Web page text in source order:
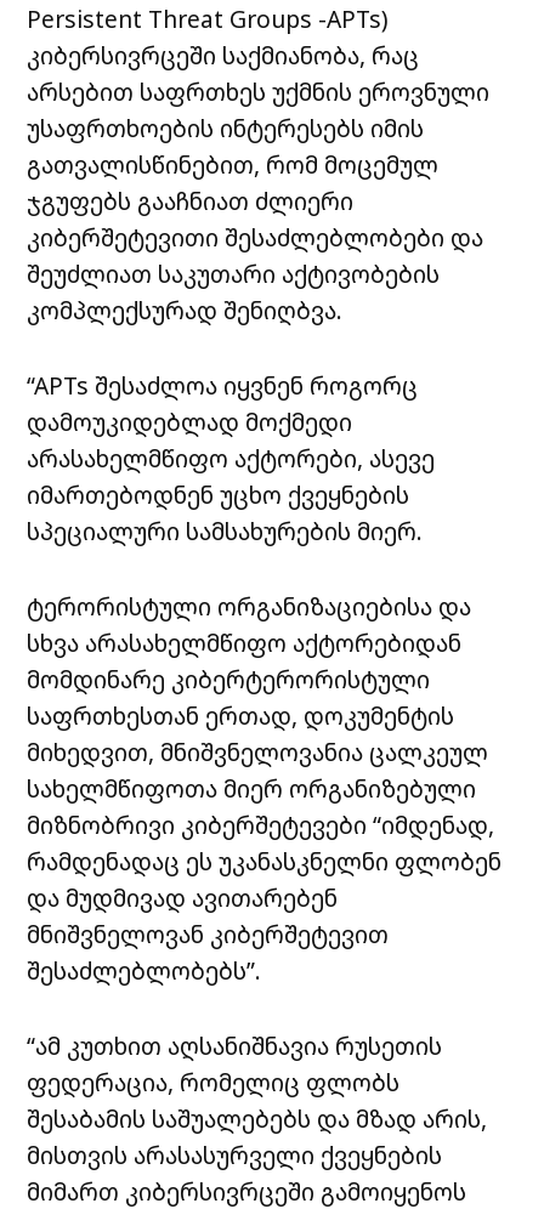
Persistent Threat Groups -APTs)
კიბერსივრცეში საქმიანობა, რაც
არსებით საფრთხეს უქმნის ეროვნული
უსაფრთხოების ინტერესებს იმის
გათვალისწინებით, რომ მოცემულ
ჯგუფებს გააჩნიათ ძლიერი
კიბერშეტევითი შესაძლებლობები და
შეუძლიათ საკუთარი აქტივობების
კომპლექსურად შენიღბვა.
“APTs შესაძლოა იყვნენ როგორც
დამოუკიდებლად მოქმედი
არასახელმწიფო აქტორები, ასევე
იმართებოდნენ უცხო ქვეყნების
სპეციალური სამსახურების მიერ.
ტერორისტული ორგანიზაციებისა და
სხვა არასახელმწიფო აქტორებიდან
მომდინარე კიბერტერორისტული
საფრთხესთან ერთად, დოკუმენტის
მიხედვით, მნიშვნელოვანია ცალკეულ
სახელმწიფოთა მიერ ორგანიზებული
მიზნობრივი კიბერშეტევები “იმდენად,
რამდენადაც ეს უკანასკნელნი ფლობენ
და მუდმივად ავითარებენ
მნიშვნელოვან კიბერშეტევით
შესაძლებლობებს”.
“ამ კუთხით აღსანიშნავია რუსეთის
ფედერაცია, რომელიც ფლობს
შესაბამის საშუალებებს და მზად არის,
მისთვის არასასურველი ქვეყნების
მიმართ კიბერსივრცეში გამოიყენოს